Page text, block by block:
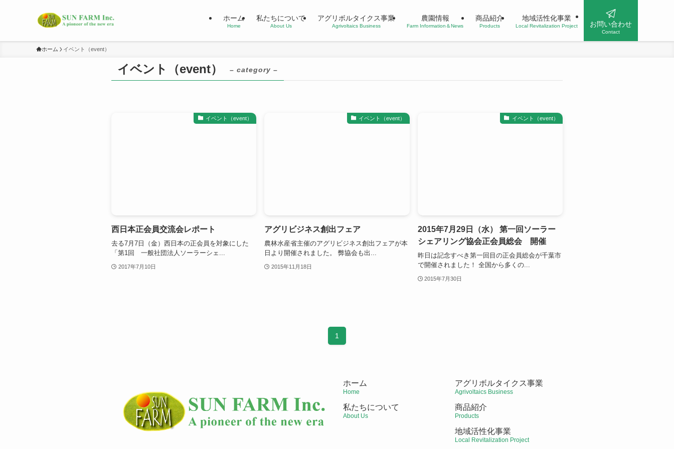
ホーム
Home
私たちについて
About Us
アグリボルタイクス事業
Agrivoltaics Business
農園情報
Farm Information＆News
商品紹介
Products
地域活性化事業
Local Revitalization Project お問い合わせ
Contact
ホーム イベント（event）
イベント（event） – category –
イベント（event）
西日本正会員交流会レポート
去る7月7日（金）西日本の正会員を対象にした
「第1回 一般社団法人ソーラーシェ...
2017年7月10日
イベント（event）
アグリビジネス創出フェア
農林水産省主催のアグリビジネス創出フェアが本
日より開催されました。 弊協会も出...
2015年11月18日
イベント（event）
2015年7月29日（水） 第一回ソーラー
シェアリング協会正会員総会 開催
昨日は記念すべき第一回目の正会員総会が千葉市
で開催されました！ 全国から多くの...
2015年7月30日
1
ホーム
Home
私たちについて
About Us
アグリボルタイクス事業
Agrivoltaics Business
商品紹介
Products
地域活性化事業
Local Revitalization Project